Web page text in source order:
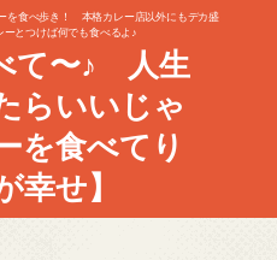
を食べ歩き！ 本格カレー店以外にもデカ盛
ーとつけば何でも食べるよ♪
て〜♪ 人生
らいいじゃ
を食べてり
幸せ】